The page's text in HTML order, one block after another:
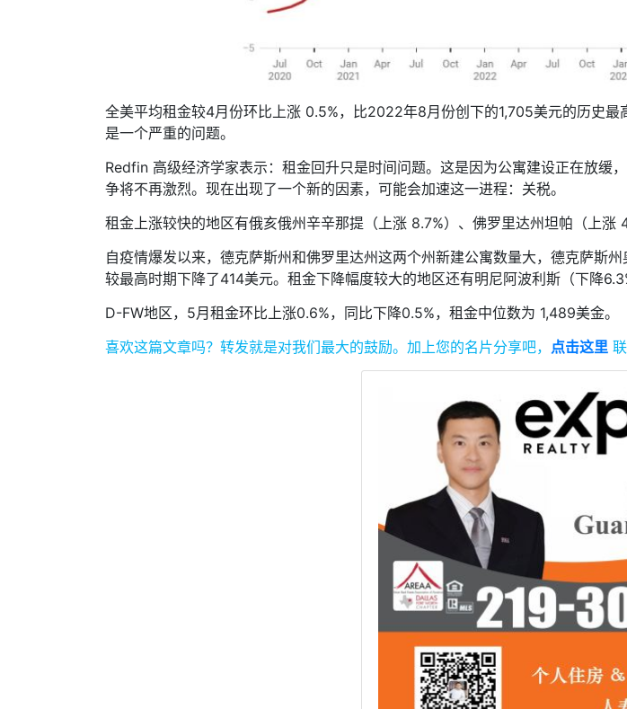
全美平均租金较4月份环比上涨 0.5%，比2022年8月份创下的1,705美元的历史
是一个严重的问题。
Redfin 高级经济学家表示：租金回升只是时间问题。这是因为公寓建设正在放缓
争将不再激烈。现在出现了一个新的因素，可能会加速这一进程：关税。
租金上涨较快的地区有俄亥俄州辛辛那提（上涨 8.7%）、佛罗里达州坦帕（上涨
自疫情爆发以来，德克萨斯州和佛罗里达州这两个州新建公寓数量大，德克萨斯
较最高时期下降了414美元。租金下降幅度较大的地区还有明尼阿波利斯（下降
D-FW地区，5月租金环比上涨0.6%，同比下降0.5%，租金中位数为 1,489美金。
喜欢这篇文章吗？ 转发就是对我们最大的鼓励。 加上您的名片分享吧， 点击这里